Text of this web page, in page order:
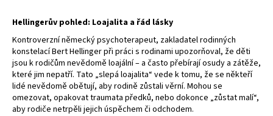
Hellingerův pohled: Loajalita a řád lásky
Kontroverzní německý psychoterapeut, zakladatel rodinných
konstelací Bert Hellinger při práci s rodinami upozorňoval, že děti
jsou k rodičům nevědomě loajální – a často přebírají osudy a zátěže,
které jim nepatří. Tato „slepá loajalita“ vede k tomu, že se někteří
lidé nevědomě obětují, aby rodině zůstali věrní. Mohou se
omezovat, opakovat traumata předků, nebo dokonce „zůstat malí“,
aby rodiče netrpěli jejich úspěchem či odchodem.
HLEDAT